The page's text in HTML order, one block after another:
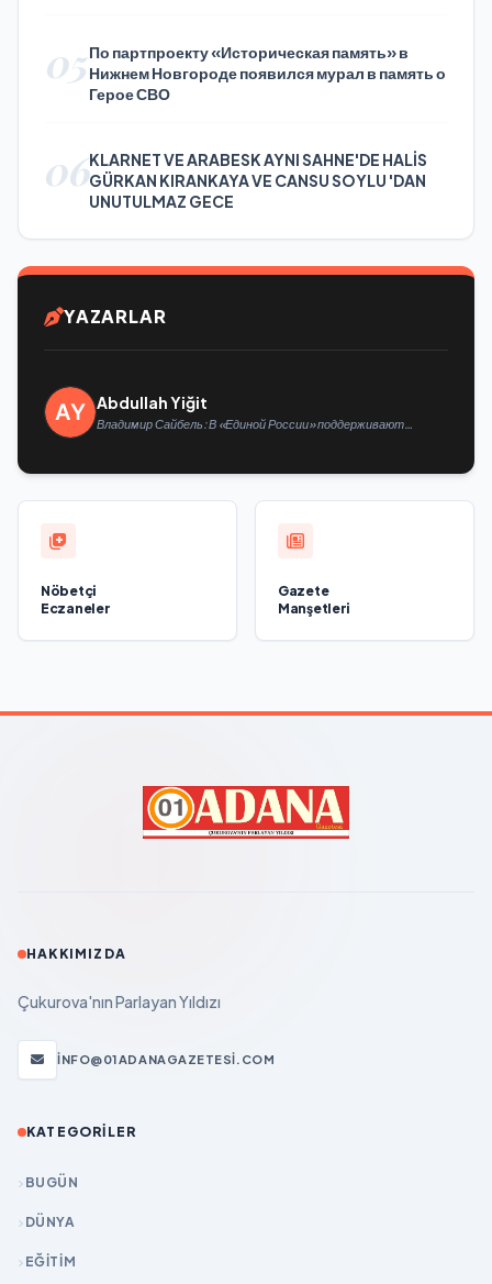
05По партпроекту «Историческая память» в
Нижнем Новгороде появился мурал в память о
Герое СВО
06KLARNET VE ARABESK AYNI SAHNE'DE HALİS
GÜRKAN KIRANKAYA VE CANSU SOYLU 'DAN
UNUTULMAZ GECE
YAZARLAR
Abdullah Yiğit
Владимир Сайбель: В «Единой России» поддерживают
Nöbetçi
Eczaneler
Gazete
Manşetleri
HAKKIMIZDA
Çukurova'nın Parlayan Yıldızı
INFO@01ADANAGAZETESI.COM
KATEGORILER
BUGÜN
DÜNYA
EĞİTİM